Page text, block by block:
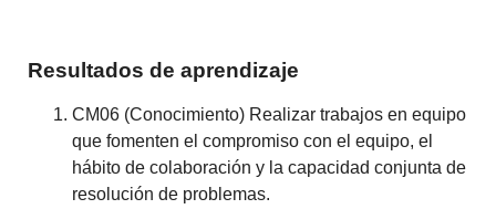
Resultados de aprendizaje
CM06 (Conocimiento) Realizar trabajos en equipo
que fomenten el compromiso con el equipo, el
hábito de colaboración y la capacidad conjunta de
resolución de problemas.